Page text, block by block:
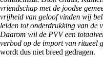
vriendschap met de joodse
vrijheid van geloof vinden wij
leiden tot onderdrukking van de
Daarom wil de PVV een
verbod op de import van ritueel
wordt dus niet breed gedragen.